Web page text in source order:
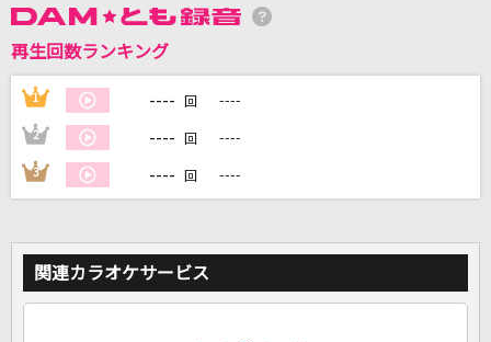
再生回数ランキング
1 ---- 回 ----
2 ---- 回 ----
3 ---- 回 ----
関連カラオケサービス